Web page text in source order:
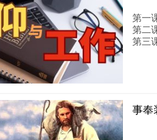
第一
第二
第三
事奉